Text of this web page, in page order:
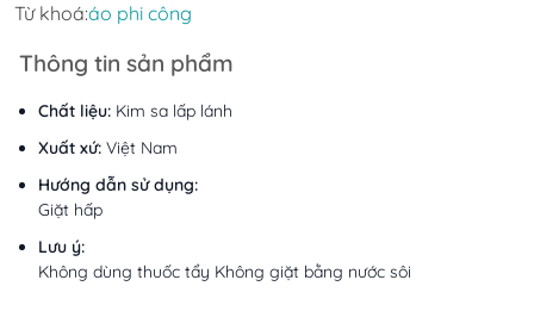
Từ khoá:áo phi công
Thông tin sản phẩm
Chất liệu: Kim sa lấp lánh
Xuất xứ: Việt Nam
Hướng dẫn sử dụng:
Giặt hấp
Lưu ý:
Không dùng thuốc tẩy Không giặt bằng nước sôi